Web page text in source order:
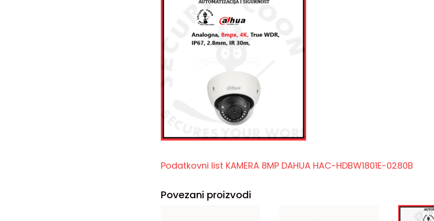
Podatkovni list KAMERA 8MP DAHUA HAC-HDBW1801E-0280B
Povezani proizvodi